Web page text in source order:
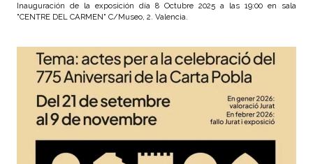
Inauguración de la exposición día 8 Octubre 2025 a las 19:00 en sala
"CENTRE DEL CARMEN" C/Museo, 2. Valencia.